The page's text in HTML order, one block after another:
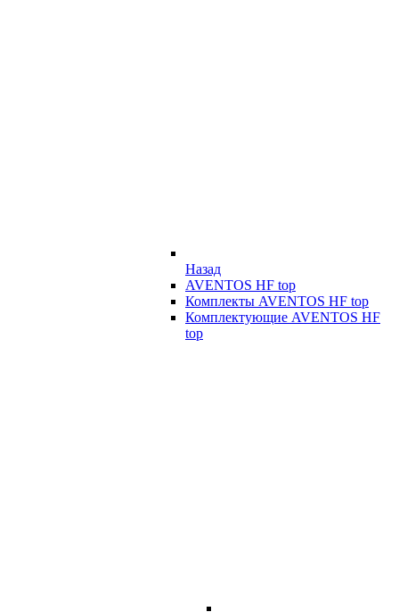
Назад
AVENTOS HF top
Комплекты AVENTOS HF top
Комплектующие AVENTOS HF
top